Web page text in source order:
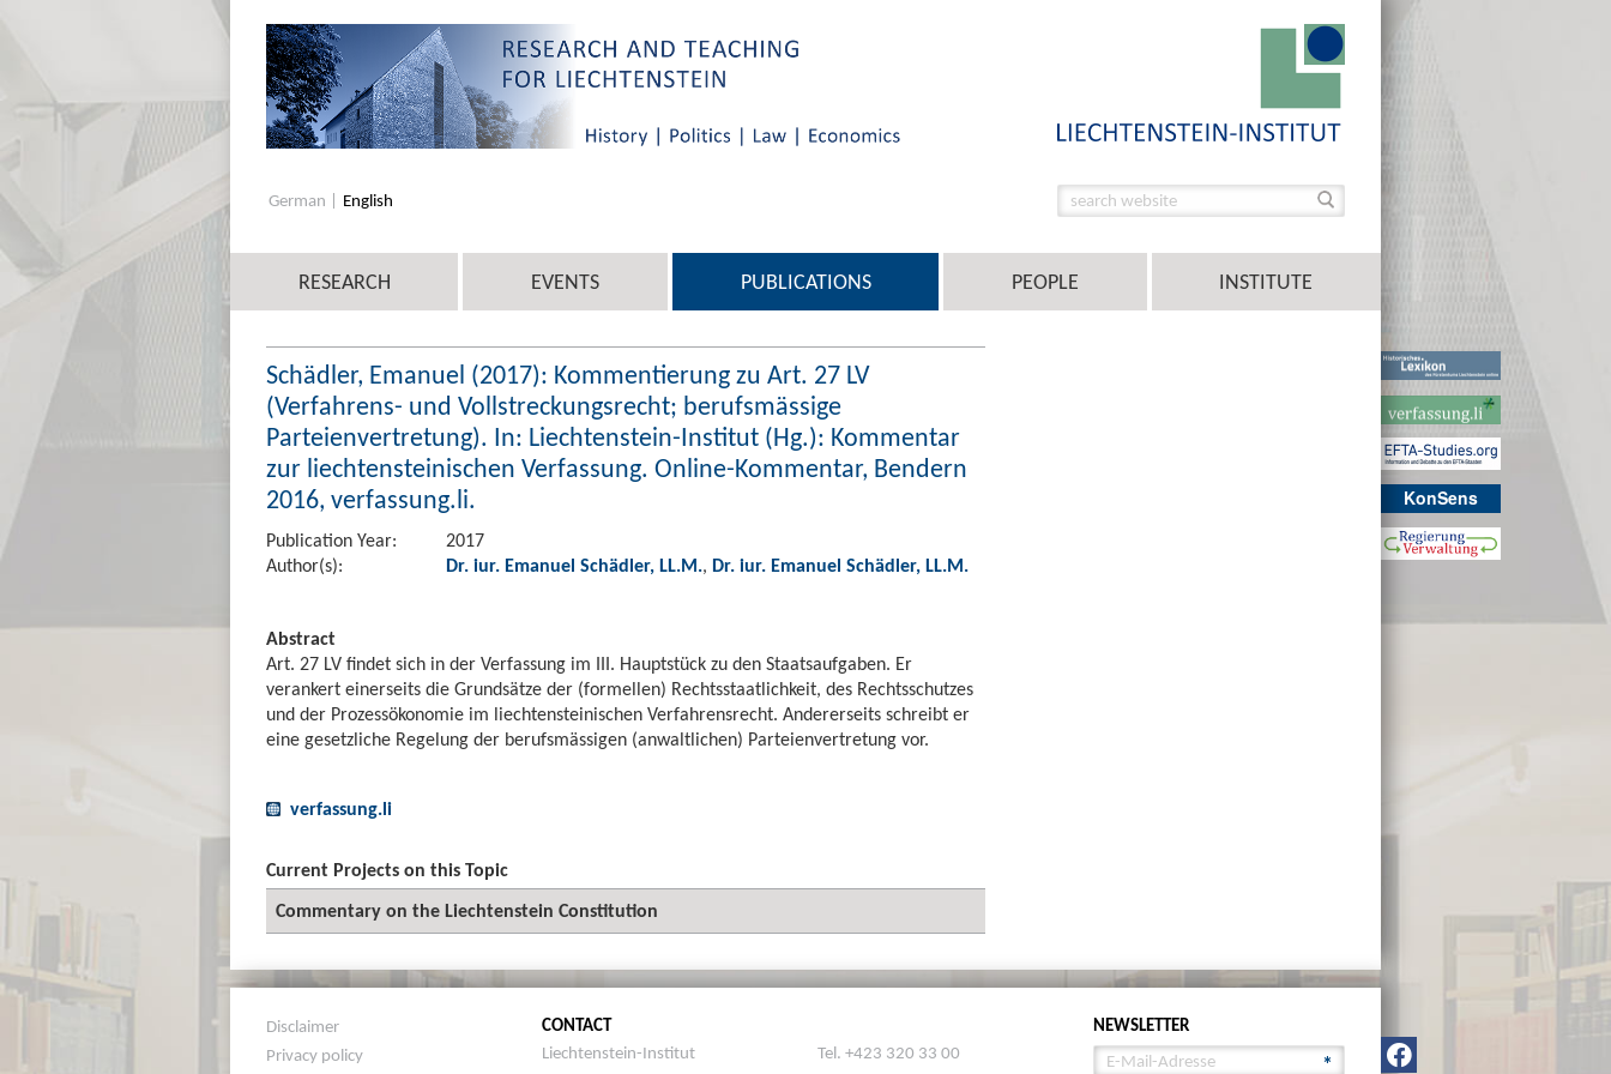
KonSens
German English
RESEARCH EVENTS PUBLICATIONS PEOPLE INSTITUTE
Schädler, Emanuel (2017): Kommentierung zu Art. 27 LV
(Verfahrens- und Vollstreckungsrecht; berufsmässige
Parteienvertretung). In: Liechtenstein-Institut (Hg.): Kommentar
zur liechtensteinischen Verfassung. Online-Kommentar, Bendern
2016, verfassung.li.
Publication Year:
2017
Author(s):
Dr. iur. Emanuel Schädler, LL.M., Dr. iur. Emanuel Schädler, LL.M.
Abstract
Art. 27 LV findet sich in der Verfassung im III. Hauptstück zu den Staatsaufgaben. Er
verankert einerseits die Grundsätze der (formellen) Rechtsstaatlichkeit, des Rechtsschutzes
und der Prozessökonomie im liechtensteinischen Verfahrensrecht. Andererseits schreibt er
eine gesetzliche Regelung der berufsmässigen (anwaltlichen) Parteienvertretung vor.
verfassung.li
Current Projects on this Topic
Commentary on the Liechtenstein Constitution
Disclaimer
Privacy policy
CONTACT
Liechtenstein-Institut
Tel. +423 320 33 00
NEWSLETTER